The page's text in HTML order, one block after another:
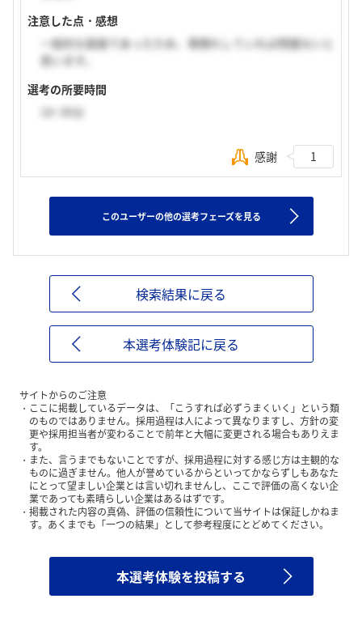
注意した点・感想
一般的な面接であったため、場慣れしていれば問題ないと
思います。
選考の所要時間
16~30分
感謝 1
このユーザーの他の選考フェーズを見る
検索結果に戻る
本選考体験記に戻る
サイトからのご注意
ここに掲載しているデータは、「こうすれば必ずうまくいく」という類
のものではありません。採用過程は人によって異なりますし、方針の変
更や採用担当者が変わることで前年と大幅に変更される場合もありえま
す。
また、言うまでもないことですが、採用過程に対する感じ方は主観的な
ものに過ぎません。他人が誉めているからといってかならずしもあなた
にとって望ましい企業とは言い切れませんし、ここで評価の高くない企
業であっても素晴らしい企業はあるはずです。
掲載された内容の真偽、評価の信頼性について当サイトは保証しかねま
す。あくまでも「一つの結果」として参考程度にとどめてください。
本選考体験を投稿する